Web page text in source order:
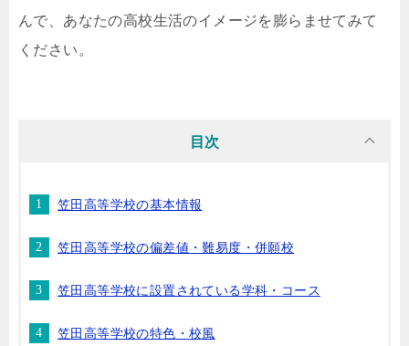
んで、あなたの高校生活のイメージを膨らませてみて
ください。
目次
笠田高等学校の基本情報
笠田高等学校の偏差値・難易度・併願校
笠田高等学校に設置されている学科・コース
笠田高等学校の特色・校風